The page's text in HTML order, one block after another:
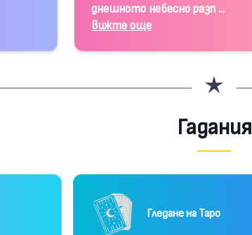
днешното небесно разп ...
вижте още
Гадания
Гледане на Таро